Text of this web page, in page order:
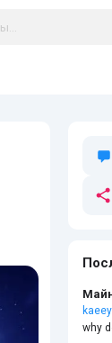
why